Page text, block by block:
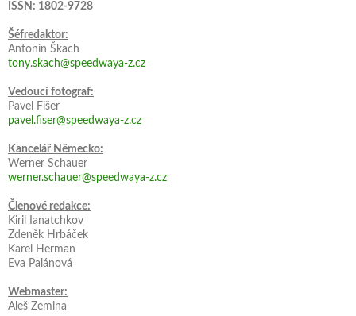
ISSN: 1802-9728
Šéfredaktor:
Antonín Škach
tony.skach@speedwaya-z.cz
Vedoucí fotograf:
Pavel Fišer
pavel.fiser@speedwaya-z.cz
Kancelář Německo:
Werner Schauer
werner.schauer@speedwaya-z.cz
Členové redakce:
Kiril Ianatchkov
Zdeněk Hrbáček
Karel Herman
Eva Palánová
Webmaster:
Aleš Zemina